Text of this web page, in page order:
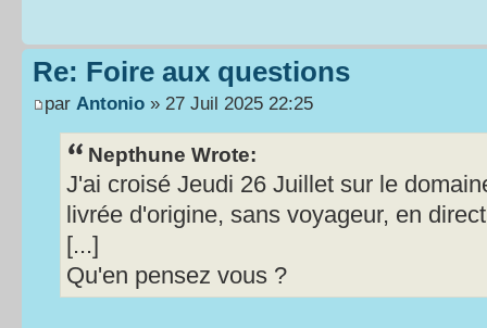
Re: Foire aux questions
par Antonio » 27 Juil 2025 22:25
Nepthune Wrote:
J'ai croisé Jeudi 26 Juillet sur le
livrée d'origine, sans voyageur, en
[...]
Qu'en pensez vous ?